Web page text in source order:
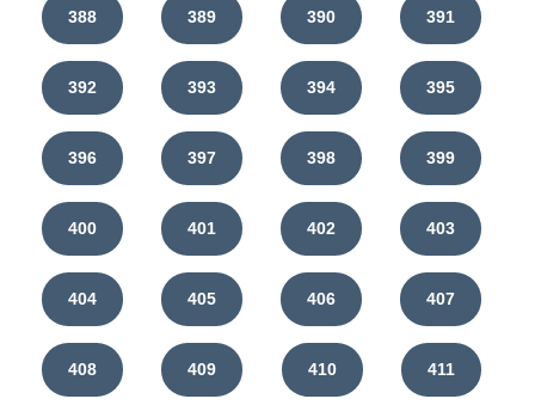
388 389 390 391
392 393 394 395
396 397 398 399
400 401 402 403
404 405 406 407
408 409 410 411